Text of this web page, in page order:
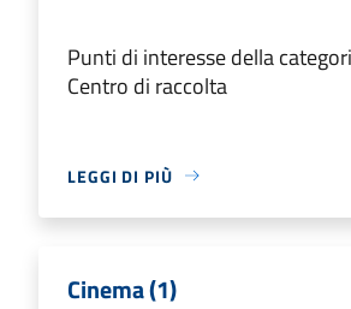
Punti di interesse della
Centro di raccolta
LEGGI DI PIÙ
Cinema (1)